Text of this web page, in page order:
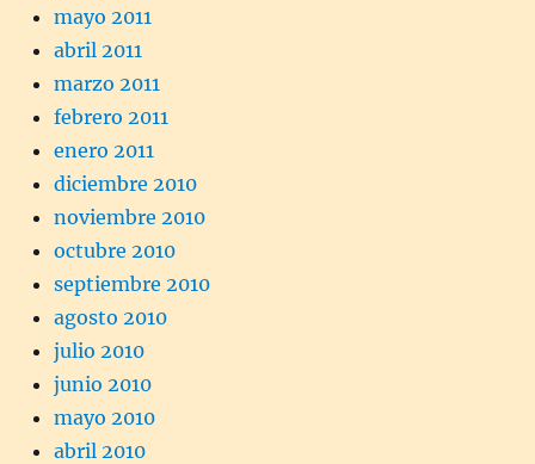
mayo 2011
abril 2011
marzo 2011
febrero 2011
enero 2011
diciembre 2010
noviembre 2010
octubre 2010
septiembre 2010
agosto 2010
julio 2010
junio 2010
mayo 2010
abril 2010